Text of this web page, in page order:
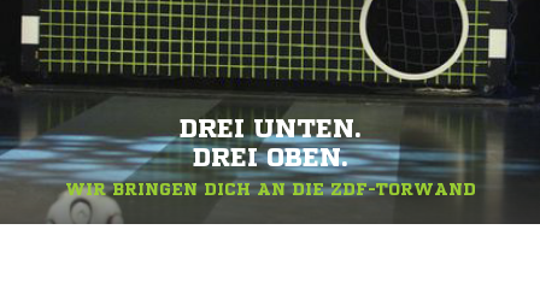
DREI UNTEN.
DREI OBEN.
WIR BRINGEN DICH AN DIE ZDF-TORWAND